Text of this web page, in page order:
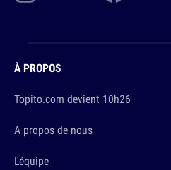
À PROPOS
Topito.com devient 10h26
A propos de nous
L'équipe